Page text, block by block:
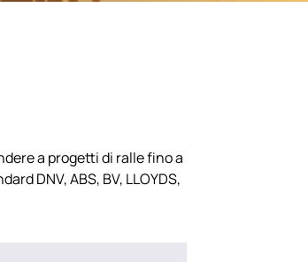
a progetti di ralle fino a
DNV, ABS, BV, LLOYDS,